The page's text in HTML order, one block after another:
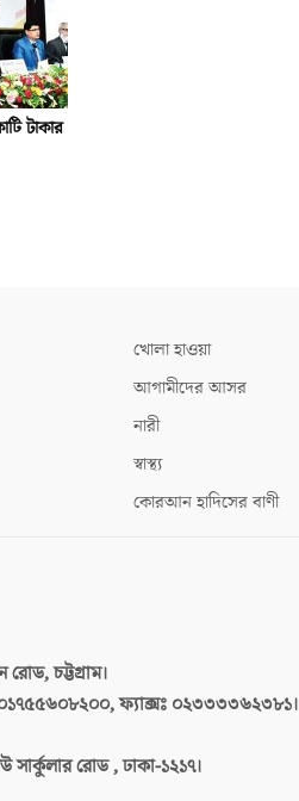
টাকার
খোলা হাওয়া
আগামীদের আসর
নারী
স্বাস্থ্য
কোরআন হাদিসের বাণী
চট্টগ্রাম।
ফ্যাক্সঃ ০২৩৩৩৩৬২৩৮১।
সার্কুলার রোড , ঢাকা-১২১৭।